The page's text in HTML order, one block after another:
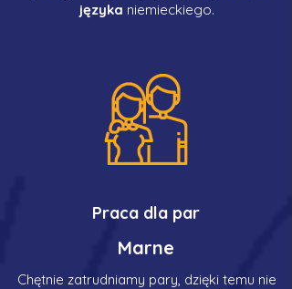
języka niemieckiego.
Praca dla par
Marne
Chętnie zatrudniamy pary, dzięki temu nie